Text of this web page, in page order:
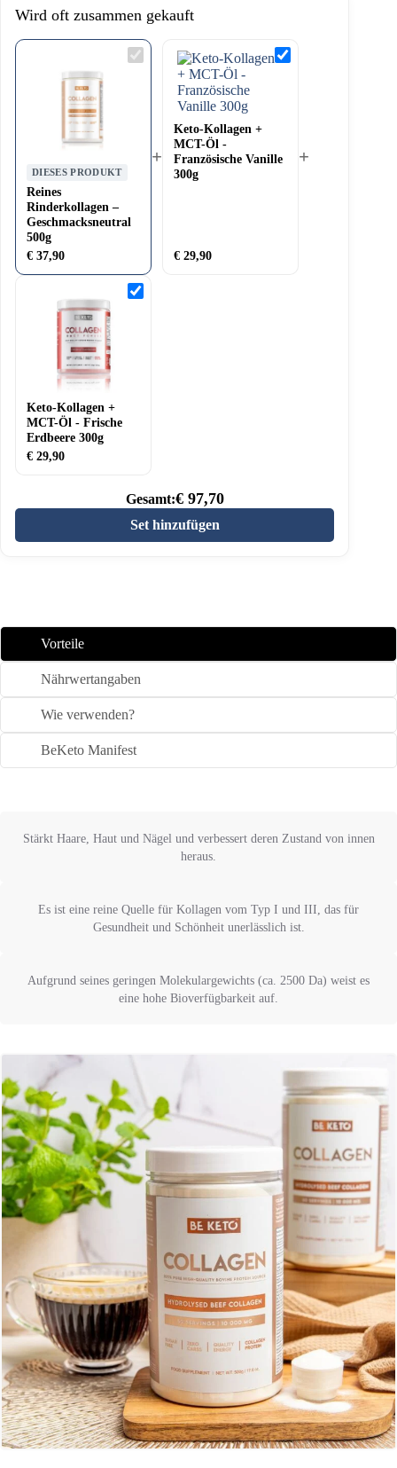
Wird oft zusammen gekauft
Reines
Rinderkollagen
Geschmacksneutral
DIESES PRODUKT
Reines
Rinderkollagen –
Geschmacksneutral
500g
€ 37,90
+
Keto-
Kollagen
300g
Keto-Kollagen +
MCT-Öl -
Französische Vanille
300g
€ 29,90
+
Keto-
Kollagen
Keto-Kollagen +
MCT-Öl - Frische
Erdbeere 300g
€ 29,90
Gesamt:€97,70
Set hinzufügen
Vorteile
Nährwertangaben
Wie verwenden?
BeKeto Manifest
Stärkt Haare, Haut und Nägel und verbessert deren Zustand von innen
heraus.
Es ist eine reine Quelle für Kollagen vom Typ I und III, das für
Gesundheit und Schönheit unerlässlich ist.
Aufgrund seines geringen Molekulargewichts (ca. 2500 Da) weist es
eine hohe Bioverfügbarkeit auf.